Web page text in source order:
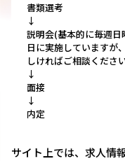
書類選考
↓
説明会(基本的に毎週日
日に実施していますが
しければご相談くださ
↓
面接
↓
内定
サイト上では、求人情